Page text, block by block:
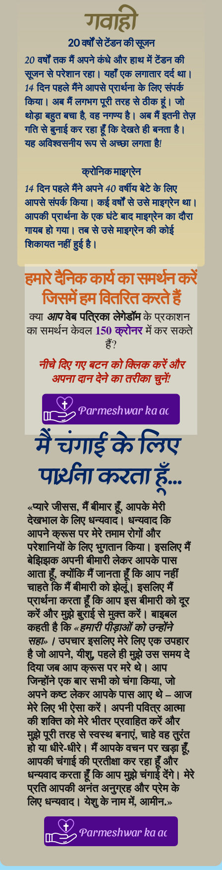
गवाही
20 वर्षों से टेंडन की सूजन
20 वर्षों तक मैं अपने कंधे और हाथ में टेंडन की
सूजन से परेशान रहा। यहाँ एक लगातार दर्द था।
14 दिन पहले मैंने आपसे प्रार्थना के लिए संपर्क
किया। अब मैं लगभग पूरी तरह से ठीक हूं। जो
थोड़ा बहुत बचा है, वह नगण्य है। अब मैं इतनी तेज़
गति से बुनाई कर रहा हूँ कि देखते ही बनता है।
यह अविश्वसनीय रूप से अच्छा लगता है!
क्रोनिक माइग्रेन
14 दिन पहले मैंने अपने 40 वर्षीय बेटे के लिए
आपसे संपर्क किया। कई वर्षों से उसे माइग्रेन था।
आपकी प्रार्थना के एक घंटे बाद माइग्रेन का दौरा
गायब हो गया। तब से उसे माइग्रेन की कोई
शिकायत नहीं हुई है।
हमारे दैनिक कार्य का समर्थन करें
जिसमें हम वितरित करते हैं
क्या आपवेब पत्रिका लेगेडॉम के प्रकाशन
का समर्थन केवल 150 क्रोनर में कर सकते
हैं?
नीचे दिए गए बटन को क्लिक करें और
अपना दान देने का तरीका चुनें!
Parmeshwar ka aabhar,
मैं चंगाई के लिए
प्रार्थना करता हूँ…
«प्यारे जीसस, मैं बीमार हूँ, आपके मेरी
देखभाल के लिए धन्यवाद। धन्यवाद कि
आपने क्रूस पर मेरे तमाम रोगों और
परेशानियों के लिए भुगतान किया। इसलिए मैं
बेझिझक अपनी बीमारी लेकर आपके पास
आता हूँ, क्योंकि मैं जानता हूँ कि आप नहीं
चाहते कि मैं बीमारी को झेलूं। इसलिए मैं
प्रार्थना करता हूँ कि आप इस बीमारी को दूर
करें और मुझे बुराई से मुक्त करें। बाइबल
कहती है कि «हमारी पीड़ाओं को उन्होंने
सहा»। उपचार इसलिए मेरे लिए एक उपहार
है जो आपने, यीशु, पहले ही मुझे उस समय दे
दिया जब आप क्रूस पर मरे थे। आप
जिन्होंने एक बार सभी को चंगा किया, जो
अपने कष्ट लेकर आपके पास आए थे – आज
मेरे लिए भी ऐसा करें। अपनी पवित्र आत्मा
की शक्ति को मेरे भीतर प्रवाहित करें और
मुझे पूरी तरह से स्वस्थ बनाएं, चाहे वह तुरंत
हो या धीरे-धीरे। मैं आपके वचन पर खड़ा हूँ,
आपकी चंगाई की प्रतीक्षा कर रहा हूँ और
धन्यवाद करता हूँ कि आप मुझे चंगाई देंगे। मेरे
प्रति आपकी अनंत अनुग्रह और प्रेम के
लिए धन्यवाद। येशु के नाम में, आमीन.»
Parmeshwar ka aabhar,